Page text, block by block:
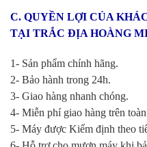
C. QUYỀN LỢI CỦA
TẠI TRẮC ĐỊA HOÀNG
1- Sản phẩm chính hãng.
2- Bảo hành trong 24h.
3- Giao hàng nhanh chóng.
4- Miễn phí giao hàng trên
5- Máy được Kiểm định theo